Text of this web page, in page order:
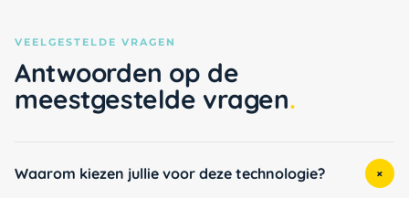
VEELGESTELDE VRAGEN
Antwoorden op de
meestgestelde vragen
Waarom kiezen jullie voor deze technologie? +